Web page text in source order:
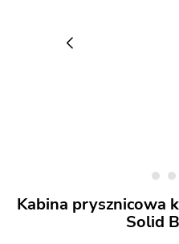
Kabina prysznicowa
Solid